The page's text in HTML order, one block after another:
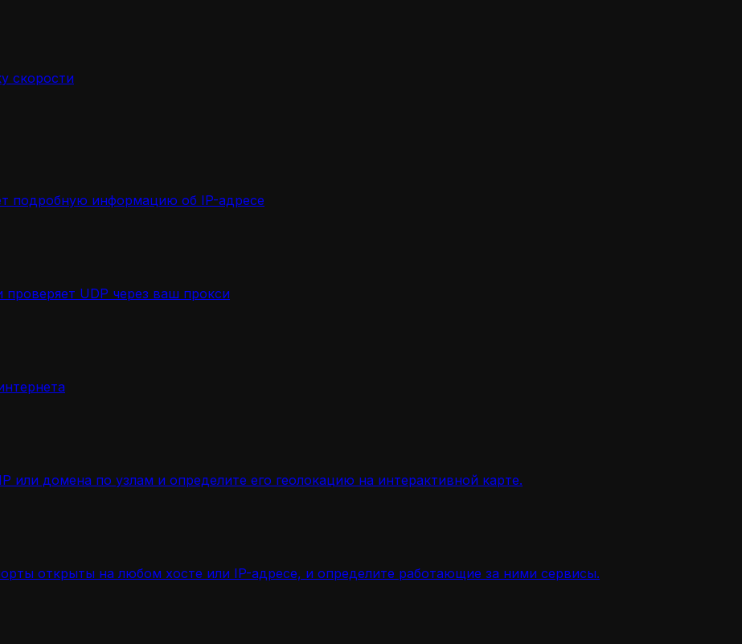
скорости
подробную информацию об IP-адресе
проверяет UDP через ваш прокси
или домена по узлам и определите его геолокацию на интерактивной карте.
открыты на любом хосте или IP-адресе, и определите работающие за ними сервисы.